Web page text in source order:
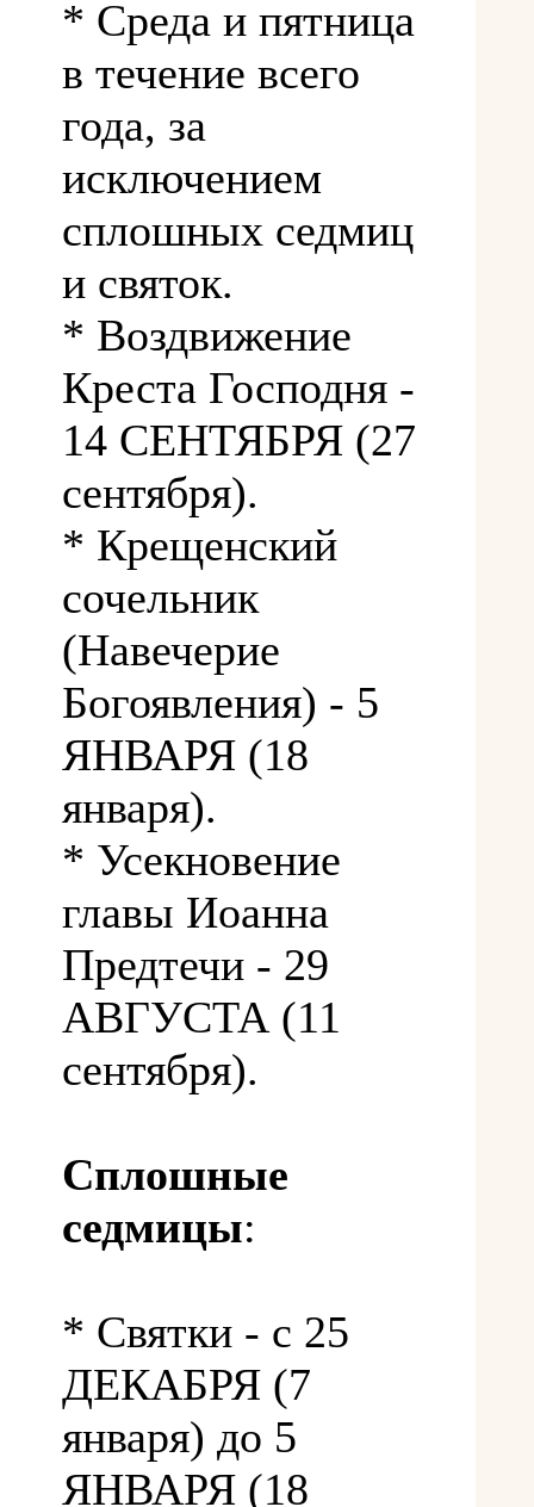
* Среда и пятница
в течение всего
года, за
исключением
сплошных седмиц
и святок.
* Воздвижение
Креста Господня -
14 СЕНТЯБРЯ (27
сентября).
* Крещенский
сочельник
(Навечерие
Богоявления) - 5
ЯНВАРЯ (18
января).
* Усекновение
главы Иоанна
Предтечи - 29
АВГУСТА (11
сентября).
Сплошные
седмицы:
* Святки - с 25
ДЕКАБРЯ (7
января) до 5
ЯНВАРЯ (18